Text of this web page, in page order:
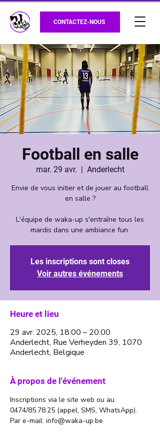
CONTACTEZ-NOUS
Football en salle
mar. 29 avr.
  |
Anderlecht
Envie de vous initier et de jouer au football
en salle ?
L'équipe de waka-up s'entraîne tous les
Les inscriptions sont closes
Voir autres événements
Heure et lieu
29 avr. 2025, 18:00 – 20:00
Anderlecht, Rue Verheyden 39, 1070
Anderlecht, Belgique
À propos de l'événement
Inscriptions via le site web ou au
0474/85.78.25 (appel, SMS, WhatsApp).
Par e-mail: info@waka-up.be